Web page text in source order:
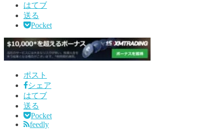
はてブ
送る
Pocket
ポスト
シェア
はてブ
送る
Pocket
feedly